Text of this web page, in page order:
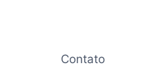
Contato